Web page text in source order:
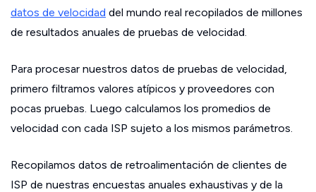
datos de velocidad del mundo real recopilados de millones
de resultados anuales de pruebas de velocidad.
Para procesar nuestros datos de pruebas de velocidad,
primero filtramos valores atípicos y proveedores con
pocas pruebas. Luego calculamos los promedios de
velocidad con cada ISP sujeto a los mismos parámetros.
Recopilamos datos de retroalimentación de clientes de
ISP de nuestras encuestas anuales exhaustivas y de la